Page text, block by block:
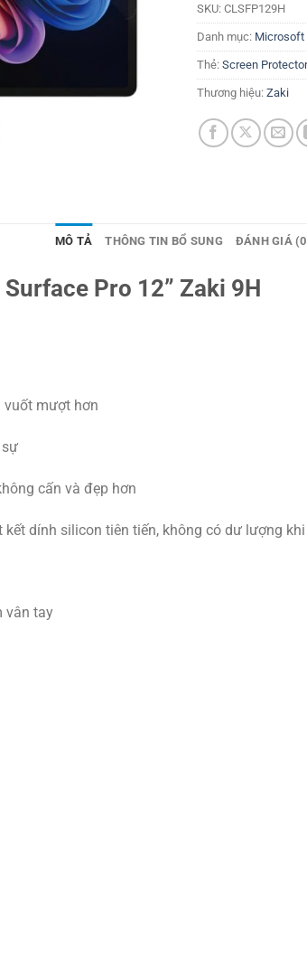
SKU: CLSFP129H
Danh mục: Microsoft
Thẻ: Screen
Thương hiệu: Zaki
MÔ TẢ THÔNG TIN BỔ SUNG ĐÁNH GIÁ
Pro 12” Zaki 9H
vuốt mượt hơn
cấn và đẹp hơn
dính silicon tiên tiến, không có dư lượng
vân tay